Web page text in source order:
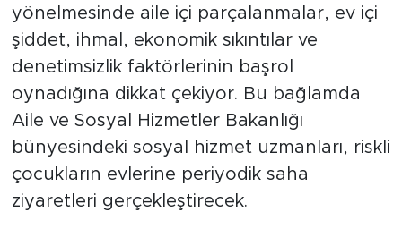
yönelmesinde aile içi parçalanmalar, ev içi
şiddet, ihmal, ekonomik sıkıntılar ve
denetimsizlik faktörlerinin başrol
oynadığına dikkat çekiyor. Bu bağlamda
Aile ve Sosyal Hizmetler Bakanlığı
bünyesindeki sosyal hizmet uzmanları, riskli
çocukların evlerine periyodik saha
ziyaretleri gerçekleştirecek.